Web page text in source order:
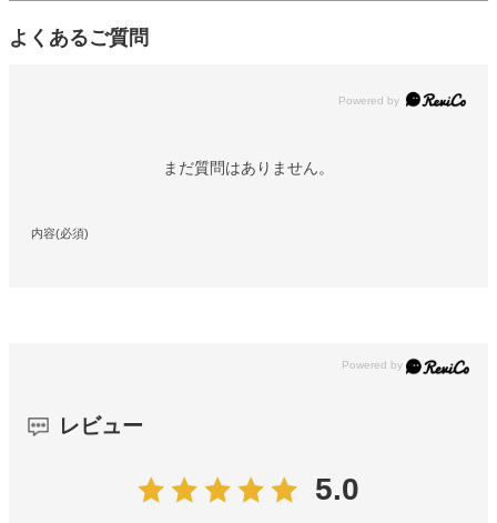
よくあるご質問
Powered by
まだ質問はありません。
内容(必須)
レビュー
5.0